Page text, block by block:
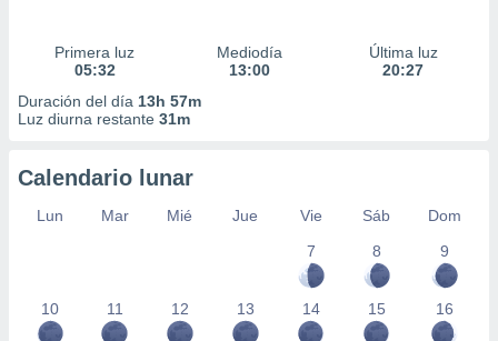
Primera luz
05:32
Mediodía
13:00
Última luz
20:27
Duración del día 13h 57m
Luz diurna restante 31m
Calendario lunar
Lun Mar Mié Jue Vie Sáb
Dom
7
8 9
10 11 12 13 14 15 16